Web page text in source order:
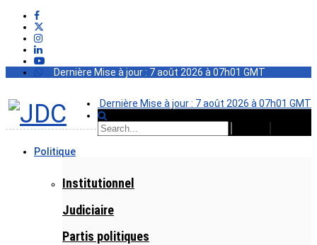
Dernière Mise à jour : 7 août 2026 à 07h01 GMT
Dernière Mise à jour : 7 août 2026 à 07h01 GMT
Politique
Institutionnel
Judiciaire
Partis politiques